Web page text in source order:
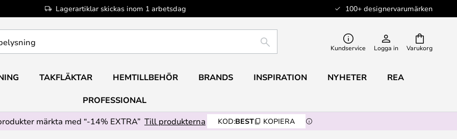
Lagerartiklar skickas inom 1 arbetsdag 100+ designervarumärken
Varukorg
SÖK Kundservice Logga in
TAKFLÄKTAR HEMTILLBEHÖR BRANDS INSPIRATION NYHETER REA
PROFESSIONAL
märkta med “-14% EXTRA” Till produkterna KOD:BEST KOPIERA